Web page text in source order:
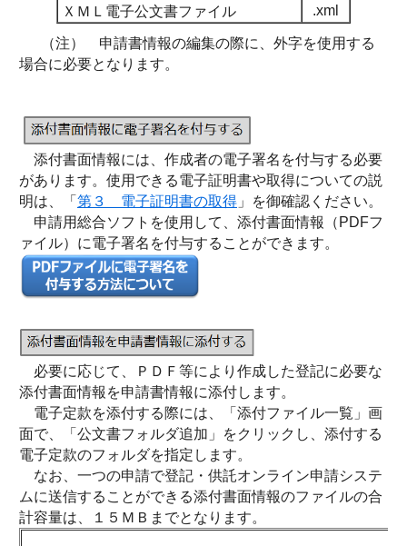
ＸＭＬ電子公文書ファイル .xml
（注） 申請書情報の編集の際に、外字を使用する
場合に必要となります。
添付書面情報には、作成者の電子署名を付与する必要
があります。使用できる電子証明書や取得についての説
明は、「 第３ 電子証明書の取得 」を御確認ください。
申請用総合ソフトを使用して、添付書面情報（PDFフ
ァイル）に電子署名を付与することができます。
必要に応じて、ＰＤＦ等により作成した登記に必要な
添付書面情報を申請書情報に添付します。
電子定款を添付する際には、「添付ファイル一覧」画
面で、「公文書フォルダ追加」をクリックし、添付する
電子定款のフォルダを指定します。
なお、一つの申請で登記・供託オンライン申請システ
ムに送信することができる添付書面情報のファイルの合
計容量は、１５ＭＢまでとなります。